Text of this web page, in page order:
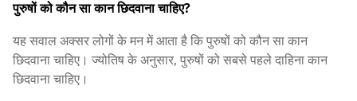
पुरुषों को कौन सा कान छिदवाना चाहिए?
यह सवाल अक्सर लोगों के मन में आता है कि पुरुषों को कौन सा कान
छिदवाना चाहिए। ज्योतिष के अनुसार, पुरुषों को सबसे पहले दाहिना कान
छिदवाना चाहिए।